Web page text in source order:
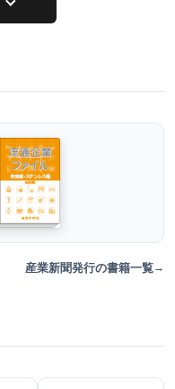
産業新聞発行の書籍一覧